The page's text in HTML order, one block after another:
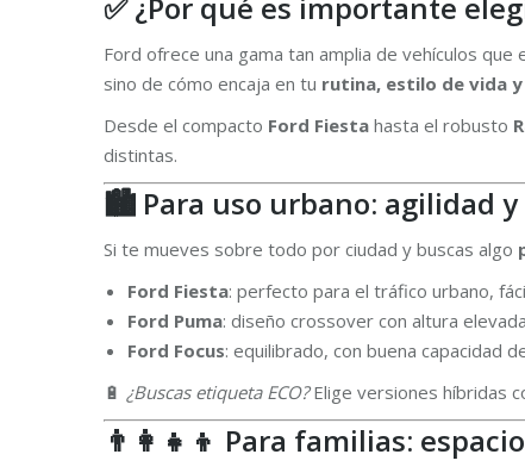
Ford ofrece una gama tan amplia de vehículos
sino de cómo encaja en tu rutina, estilo de vida
Desde el compacto Ford Fiesta hasta el robusto
distintas.
🏙️ Para uso urbano: agilidad y
Si te mueves sobre todo por ciudad y buscas algo
Ford Fiesta: perfecto para el tráfico urbano,
Ford Puma: diseño crossover con altura
Ford Focus: equilibrado, con buena capacidad
🔋 ¿Buscas etiqueta ECO?Elige versiones híbridas
👨‍👩‍👧‍👦 Para familias: